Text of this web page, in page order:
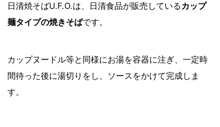
日清焼そばU.F.O.は、日清食品が販売しているカップ
麺タイプの焼きそばです。
カップヌードル等と同様にお湯を容器に注ぎ、一定時
間待った後に湯切りをし、ソースをかけて完成しま
す。